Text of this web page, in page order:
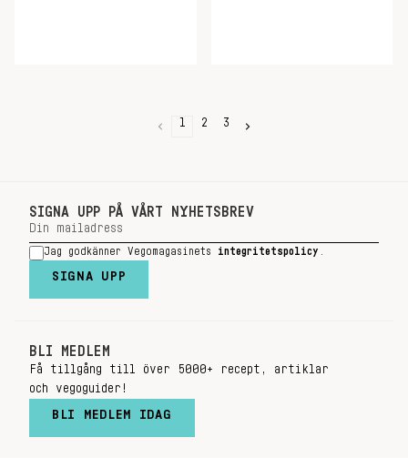
1 2 3
SIGNA UPP PÅ VÅRT NYHETSBREV
Jag godkänner Vegomagasinets integritetspolicy
SIGNA UPP
BLI MEDLEM
Få tillgång till över 5000+ recept, artiklar
och vegoguider!
BLI MEDLEM IDAG